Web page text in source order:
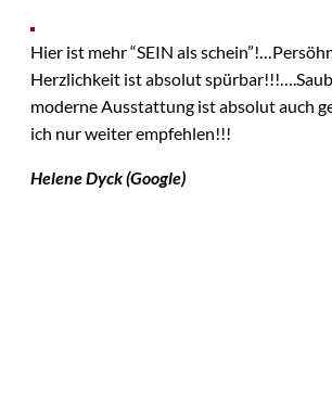
Hier ist mehr “SEIN als
Herzlichkeit ist absolut
moderne Ausstattung ist absolut auch
ich nur weiter empfehlen!!!
Helene Dyck (Google)